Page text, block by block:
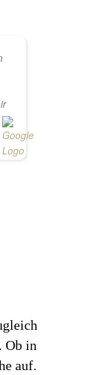
Ob in
auf.